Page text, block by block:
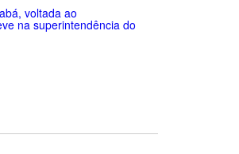
voltada ao
na superintendência do